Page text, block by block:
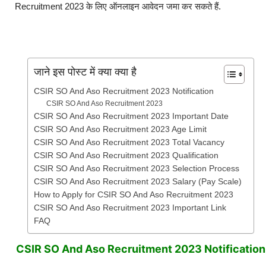
Recruitment 2023 के लिए ऑनलाइन आवेदन जमा कर सकते हैं.
जाने इस पोस्ट में क्या क्या है
CSIR SO And Aso Recruitment 2023 Notification
CSIR SO And Aso Recruitment 2023
CSIR SO And Aso Recruitment 2023 Important Date
CSIR SO And Aso Recruitment 2023 Age Limit
CSIR SO And Aso Recruitment 2023 Total Vacancy
CSIR SO And Aso Recruitment 2023 Qualification
CSIR SO And Aso Recruitment 2023 Selection Process
CSIR SO And Aso Recruitment 2023 Salary (Pay Scale)
How to Apply for CSIR SO And Aso Recruitment 2023
CSIR SO And Aso Recruitment 2023 Important Link
FAQ
CSIR SO And Aso Recruitment 2023 Notification